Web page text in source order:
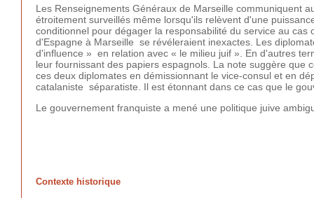
Les Renseignements Généraux de Marseille communiquent
étroitement surveillés même lorsqu'ils relèvent d'une
conditionnel pour dégager la responsabilité du service au
d'Espagne à Marseille se révéleraient inexactes. Les
d'influence » en relation avec « le milieu juif ». En d'autres
leur fournissant des papiers espagnols. La note suggère
ces deux diplomates en démissionnant le vice-consul et en
catalaniste séparatiste. Il est étonnant dans ce cas que le
Le gouvernement franquiste a mené une politique juive
Contexte historique